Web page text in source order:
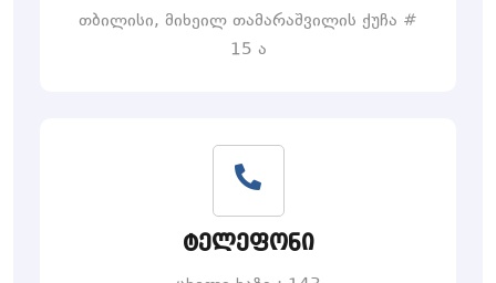
თბილისი, მიხეილ თამარაშვილის ქუჩა #
15 ა
ტელეფონი